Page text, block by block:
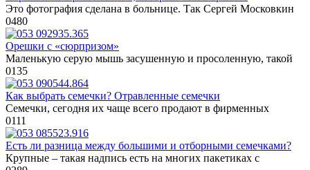
Это фотография сделана в больнице. Так Сергей Московкин
0480
Орешки с «сюрпризом»
Маленькую серую мышь засушенную и просоленную, такой
0135
Как выбрать семечки? Отравленные семечки
Семечки, сегодня их чаще всего продают в фирменных
0111
Есть ли разница между большими и отборными семечками?
Крупные – такая надпись есть на многих пакетиках с